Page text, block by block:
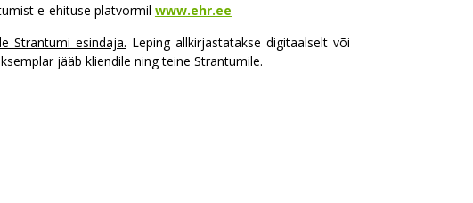
e-ehituse platvormil www.ehr.ee
Strantumi esindaja. Leping allkirjastatakse digitaalselt või
jääb kliendile ning teine Strantumile.